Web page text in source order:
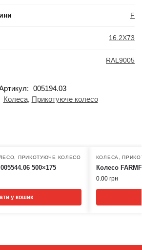
F
16.2X73
RAL9005
005194.03
Колеса, Прикотуюче колесо
ПРИКОТУЮЧЕ КОЛЕСО
500×175
у кошик
КОЛЕСА ,
Колесо
0.00 грн